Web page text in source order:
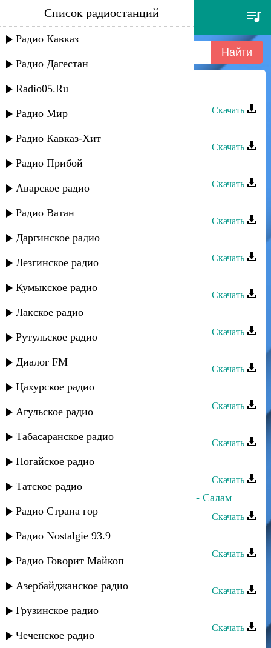
мурад астемиров - мой караван
Список радиостанций
Радио Кавказ
Радио Дагестан
Radio05.Ru
Радио Мир
Радио Кавказ-Хит
Радио Прибой
Аварское радио
Радио Ватан
Даргинское радио
Лезгинское радио
Кумыкское радио
Лакское радио
Рутульское радио
Диалог FM
Цахурское радио
Агульское радио
Табасаранское радио
Ногайское радио
Татское радио
Радио Страна гор
Радио Nostalgie 93.9
Радио Говорит Майкоп
Азербайджанское радио
Грузинское радио
Чеченское радио
Мурад Астемиров - Мой караван
Скачать
Скачать
Караван группа - Киани яр
Скачать
Скачать
Мурад Садуев - Море любви
Скачать
Скачать
Караван группа - Самина
Скачать
Скачать
Сефьяханум Муртазаева - Мурад
Скачать
Скачать
Tural Everest - Дикий караван
Скачать
Гюльназ Гаджикурбанова и Мурад - Салам
Скачать
Караван группа - Бубуяр
Скачать
Скачать
Ахмед Закариев - Хаджи-Мурад
Скачать